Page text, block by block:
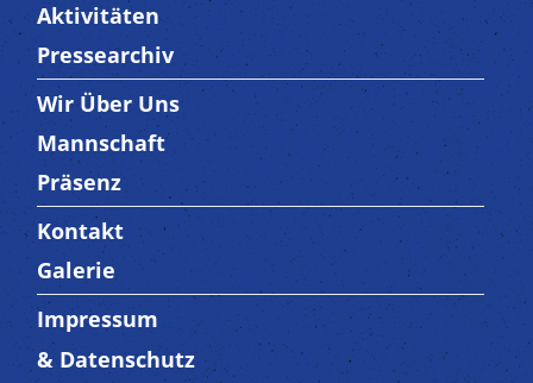
Aktivitäten
Pressearchiv
Trenner3
Wir Über Uns
Mannschaft
Präsenz
Trenner4
Kontakt
Galerie
Trenner 5
Impressum
& Datenschutz